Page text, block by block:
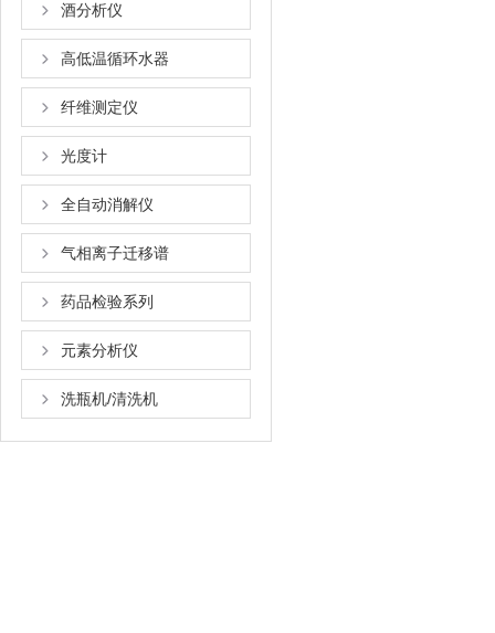
酒分析仪
高低温循环水器
纤维测定仪
光度计
全自动消解仪
气相离子迁移谱
药品检验系列
元素分析仪
洗瓶机/清洗机